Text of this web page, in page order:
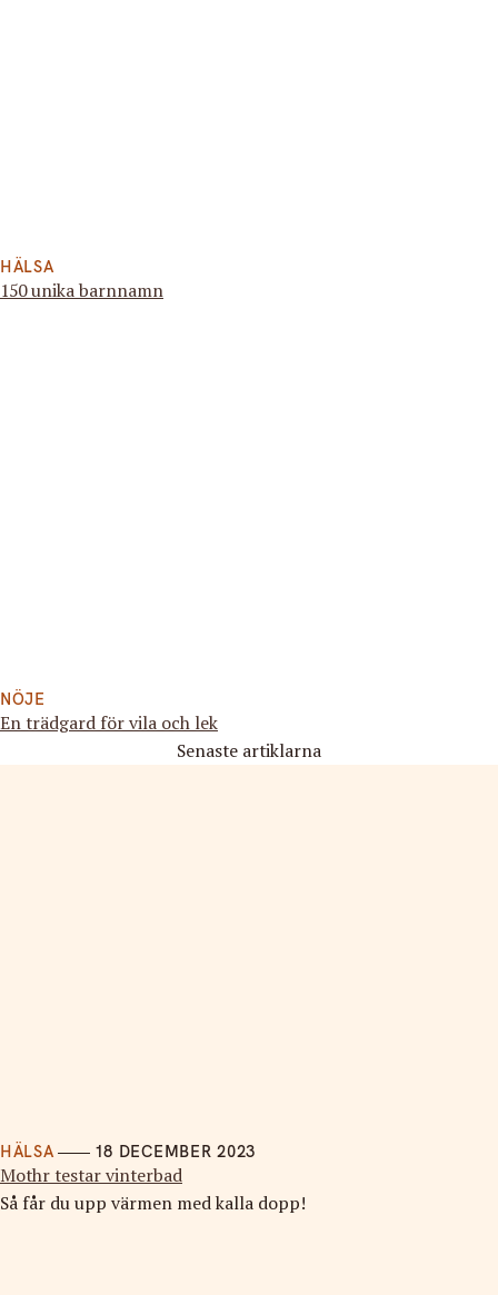
HÄLSA
150 unika barnnamn
NÖJE
En trädgard för vila och lek
Senaste artiklarna
HÄLSA 18 DECEMBER 2023
Mothr testar vinterbad
Så får du upp värmen med kalla dopp!